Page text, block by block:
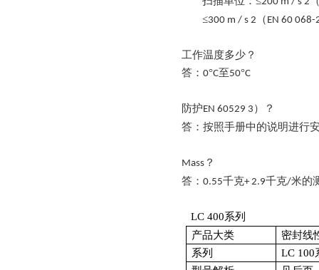
≤300 m / s 2 （ EN 60 068-
工作温度多少？
答： 0°C至50°C
防护EN 60529 3 ）？
答：按照手册中的说明进行
Mass ？
答： 0.55千克+ 2.9千克/米的
LC 400系列
产品大类
密封线
系列
LC 100